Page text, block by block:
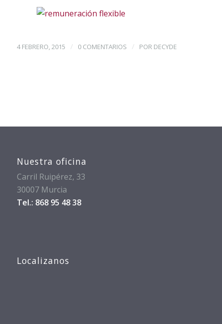
4 FEBRERO, 2015 / 0 COMENTARIOS / POR DECYDE
Nuestra oficina
Carril Ruipérez, 33
30007 Murcia
Tel.: 868 95 48 38
Localizanos